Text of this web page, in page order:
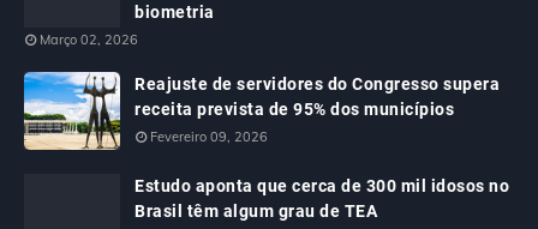
biometria
Março 02, 2026
Reajuste de servidores do Congresso supera
receita prevista de 95% dos municípios
Fevereiro 09, 2026
Estudo aponta que cerca de 300 mil idosos no
Brasil têm algum grau de TEA